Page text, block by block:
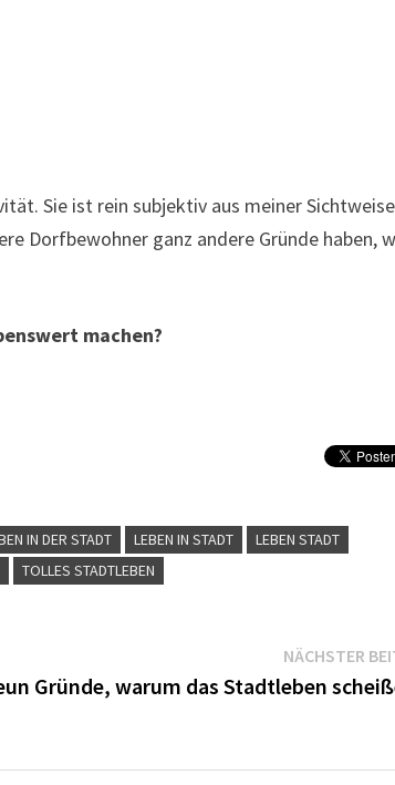
Sie ist rein subjektiv aus meiner Sichtweise
Dorfbewohner ganz andere Gründe haben,
machen?
IN DER STADT LEBEN IN STADT
LEBEN STADT
TOLLES STADTLEBEN
NÄCHSTER
Gründe, warum das Stadtleben